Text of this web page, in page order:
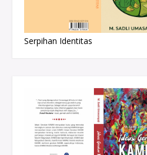
Serpihan Identitas